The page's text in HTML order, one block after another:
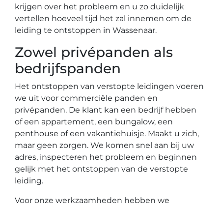
krijgen over het probleem en u zo duidelijk
vertellen hoeveel tijd het zal innemen om de
leiding te ontstoppen in Wassenaar.
Zowel privépanden als
bedrijfspanden
Het ontstoppen van verstopte leidingen voeren
we uit voor commerciële panden en
privépanden. De klant kan een bedrijf hebben
of een appartement, een bungalow, een
penthouse of een vakantiehuisje. Maakt u zich,
maar geen zorgen. We komen snel aan bij uw
adres, inspecteren het probleem en beginnen
gelijk met het ontstoppen van de verstopte
leiding.
Voor onze werkzaamheden hebben we